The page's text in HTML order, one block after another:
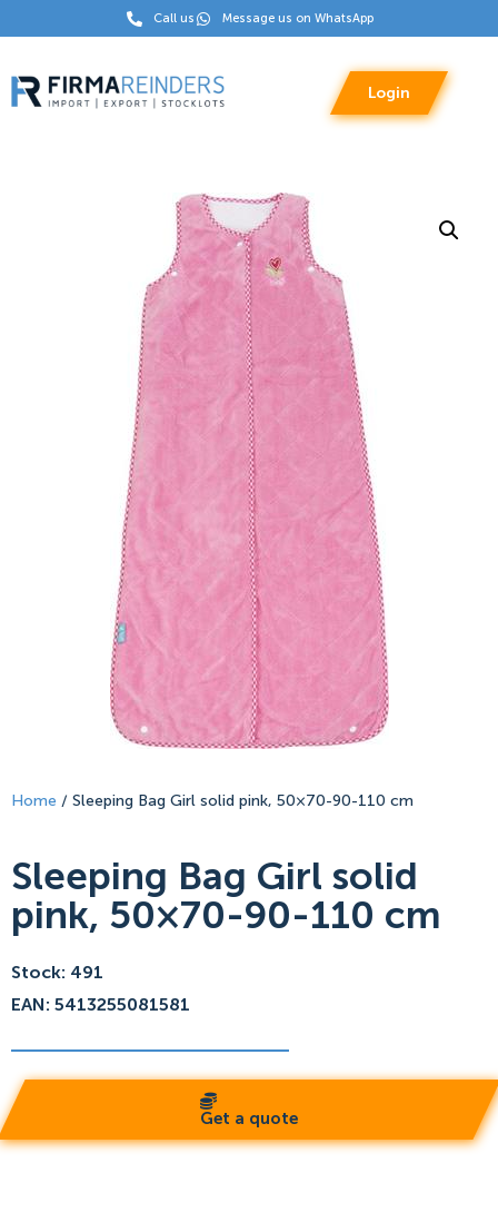
Call us Message us on WhatsApp
Login
Home / Sleeping Bag Girl solid pink, 50×70-90-110 cm
Sleeping Bag Girl solid
pink, 50×70-90-110 cm
Stock: 491
EAN: 5413255081581
Get a quote